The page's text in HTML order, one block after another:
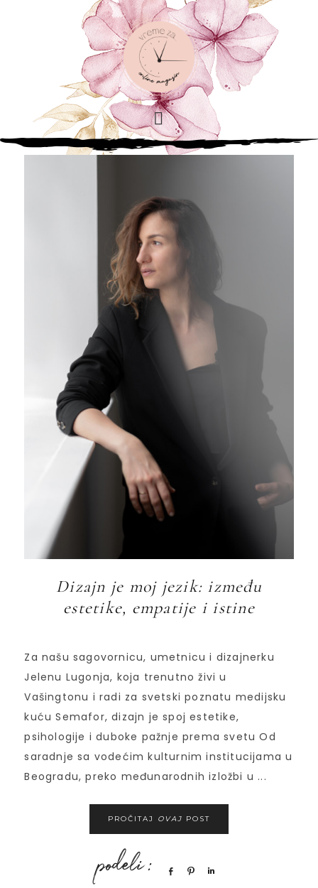
Dizajn je moj jezik: između
estetike, empatije i istine
Za našu sagovornicu, umetnicu i dizajnerku
Jelenu Lugonja, koja trenutno živi u
Vašingtonu i radi za svetski poznatu medijsku
kuću Semafor, dizajn je spoj estetike,
psihologije i duboke pažnje prema svetu Od
saradnje sa vodećim kulturnim institucijama u
Beogradu, preko međunarodnih izložbi u ...
PROČITAJ OVAJ POST
Share Pin